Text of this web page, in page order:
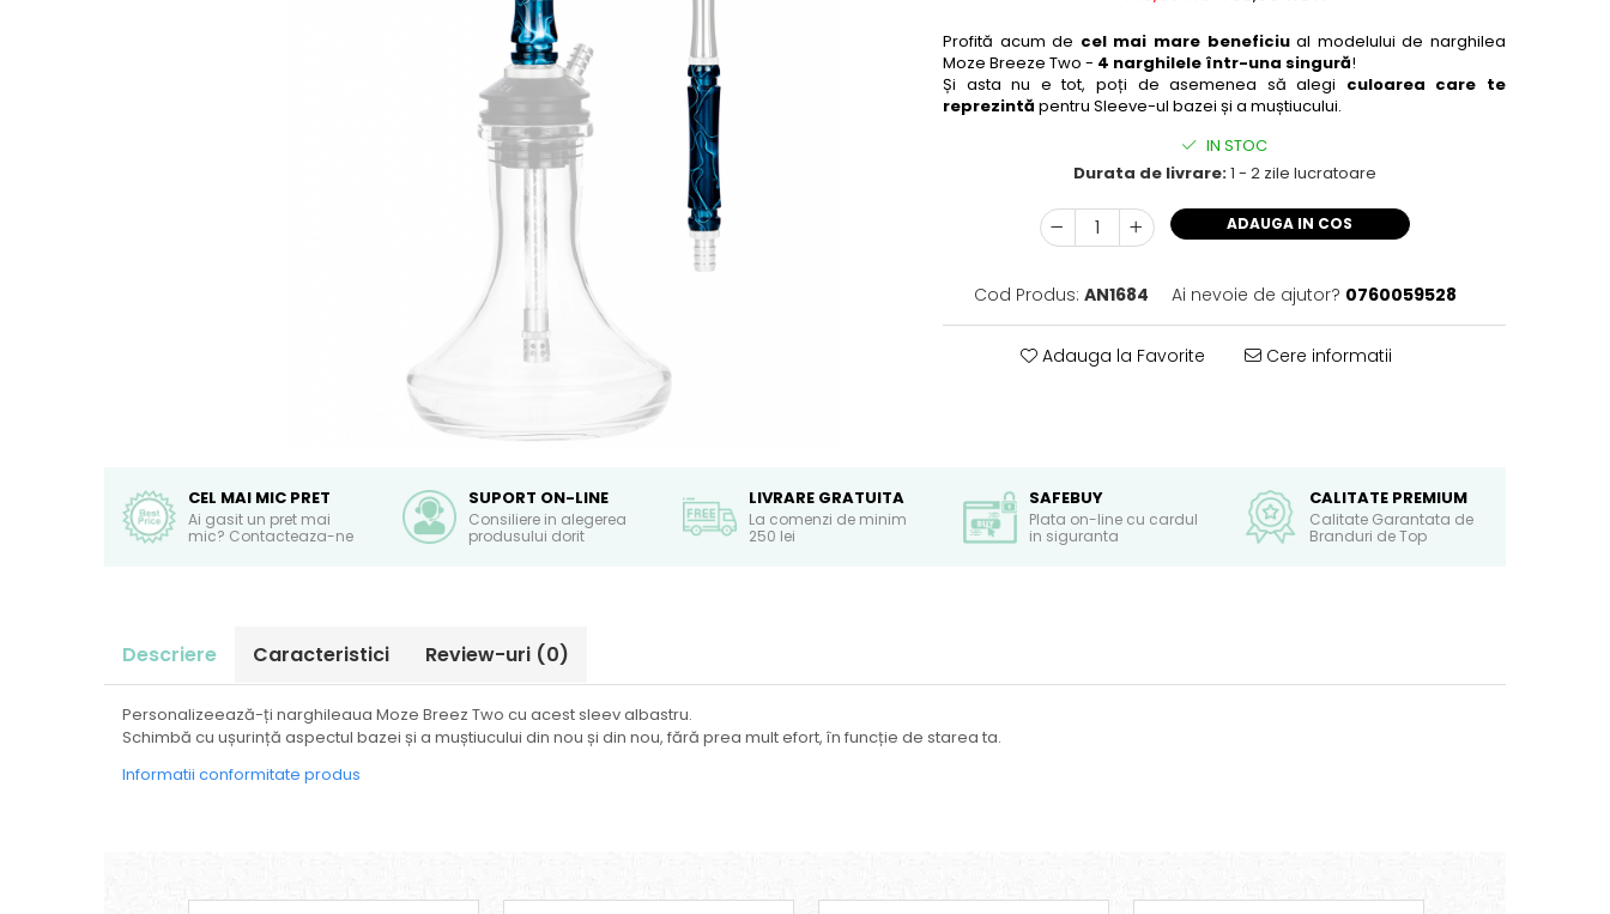
Profită acum de cel mai mare beneficiual modelului de narghilea
Moze Breeze Two - 4 narghilele într-una singură!
Și asta nu e tot, poți de asemenea să alegi culoarea care te
reprezintă pentru Sleeve-ul bazei și a muștiucului.
IN STOC
Durata de livrare:1 - 2 zile lucratoare
ADAUGA IN COS
Cod Produs: AN1684 Ai nevoie de ajutor? 0760059528
Adauga la Favorite Cere informatii
CEL MAI MIC PRET
Ai gasit un pret mai
mic? Contacteaza-ne
SUPORT ON-LINE
Consiliere in alegerea
produsului dorit
LIVRARE GRATUITA
La comenzi de minim
250 lei
SAFEBUY
Plata on-line cu cardul
in siguranta
CALITATE PREMIUM
Calitate Garantata de
Branduri de Top
Descriere Caracteristici Review-uri (0)
Personalizeează-ți narghileaua Moze Breez Two cu acest sleev albastru.
Schimbă cu ușurință aspectul bazei și a muștiucului din nou și din nou, fără prea mult efort, în funcție de starea ta.
Informatii conformitate produs